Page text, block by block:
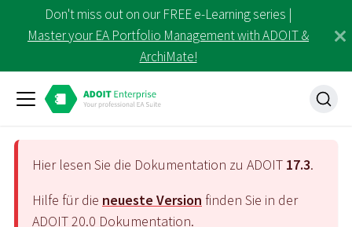
Don't miss out on our FREE e-Learning series |
Master your EA Portfolio Management with ADOIT &
ArchiMate!
Hier lesen Sie die Dokumentation zu ADOIT 17.3.
Hilfe für die neueste Version finden Sie in der
ADOIT20.0 Dokumentation.